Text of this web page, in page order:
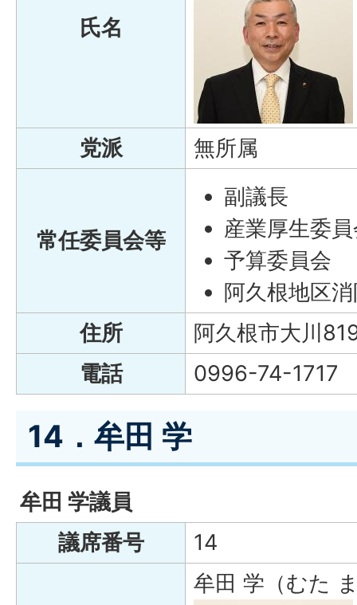
氏名
党派 無所属
常任委員会等
副議長
産業厚生委
予算委員会
阿久根地区
住所
阿久根市大川
電話
0996-74-1717
14．牟田 学
牟田 学議員
議席番号
14
牟田 学（むた